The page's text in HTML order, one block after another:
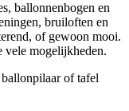
ballonnenbogen en
bruiloften en
of gewoon mooi.
vele mogelijkheden.
of tafel